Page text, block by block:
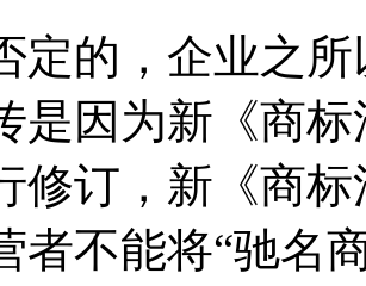
定的，企业之
是因为新《商
修订，新《商
者不能将“驰名